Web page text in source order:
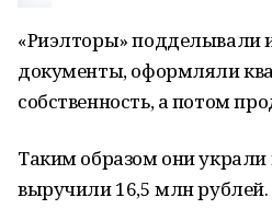
«Риэлторы» подделывали
документы, оформляли
собственность, а потом
Таким образом они украли
выручили 16,5 млн рублей.